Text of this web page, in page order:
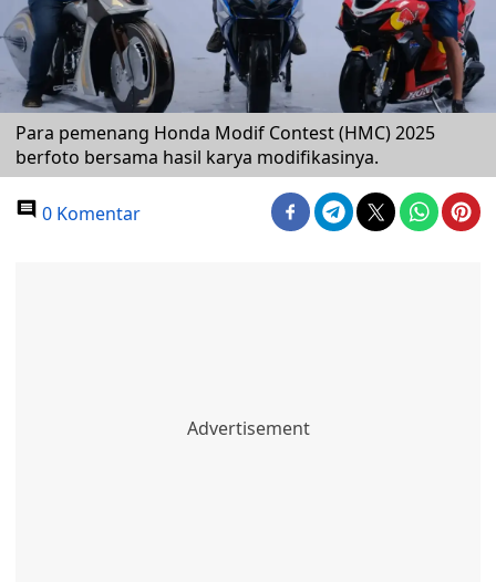
Para pemenang Honda Modif Contest (HMC) 2025
berfoto bersama hasil karya modifikasinya.
0 Komentar